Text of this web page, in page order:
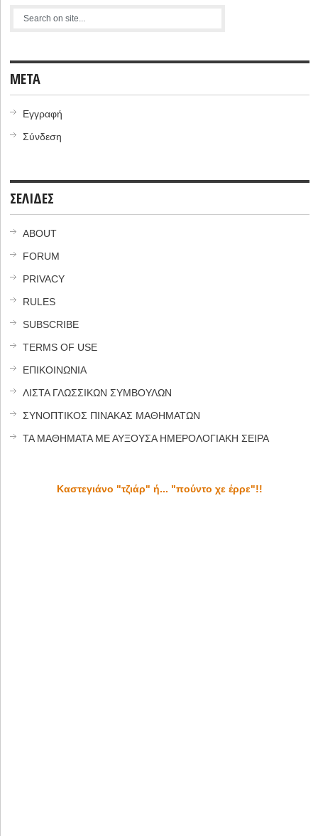
META
Εγγραφή
Σύνδεση
ΣΕΛΙΔΕΣ
ABOUT
FORUM
PRIVACY
RULES
SUBSCRIBE
TERMS OF USE
ΕΠΙΚΟΙΝΩΝΙΑ
ΛΙΣΤΑ ΓΛΩΣΣΙΚΩΝ ΣΥΜΒΟΥΛΩΝ
ΣΥΝΟΠΤΙΚΟΣ ΠΙΝΑΚΑΣ ΜΑΘΗΜΑΤΩΝ
ΤΑ ΜΑΘΗΜΑΤΑ ΜΕ ΑΥΞΟΥΣΑ ΗΜΕΡΟΛΟΓΙΑΚΗ ΣΕΙΡΑ
Καστεγιάνο "τζιάρ" ή... "πούντο χε έρρε"!!